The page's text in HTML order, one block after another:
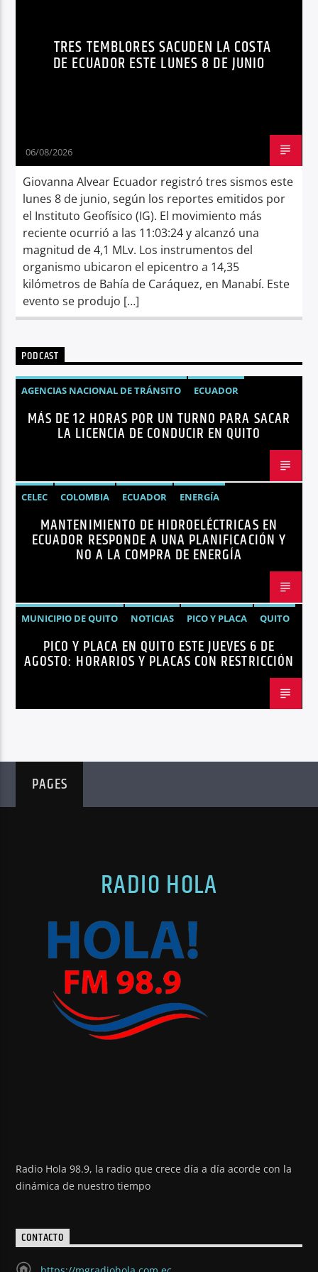
TRES TEMBLORES SACUDEN LA COSTA
DE ECUADOR ESTE LUNES 8 DE JUNIO
06/08/2026
Giovanna Alvear Ecuador registró tres sismos este
lunes 8 de junio, según los reportes emitidos por
el Instituto Geofísico (IG). El movimiento más
reciente ocurrió a las 11:03:24 y alcanzó una
magnitud de 4,1 MLv. Los instrumentos del
organismo ubicaron el epicentro a 14,35
kilómetros de Bahía de Caráquez, en Manabí. Este
evento se produjo […]
PODCAST
AGENCIAS NACIONAL DE TRÁNSITO
ECUADOR
LICENCIAS
NOTICIAS
MÁS DE 12 HORAS POR UN TURNO PARA SACAR
LA LICENCIA DE CONDUCIR EN QUITO
CELEC COLOMBIA ECUADOR
ENERGÍA
HIDROELÉCTRICAS
NOTICIAS
MANTENIMIENTO DE HIDROELÉCTRICAS EN
ECUADOR RESPONDE A UNA PLANIFICACIÓN Y
NO A LA COMPRA DE ENERGÍA
MUNICIPIO DE QUITO NOTICIAS PICO Y PLACA QUITO
PICO Y PLACA EN QUITO ESTE JUEVES 6 DE
AGOSTO: HORARIOS Y PLACAS CON RESTRICCIÓN
PAGES
RADIO HOLA
Radio Hola 98.9, la radio que crece día a día acorde con la
dinámica de nuestro tiempo
CONTACTO